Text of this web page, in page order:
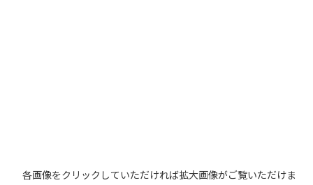
各画像をクリックしていただければ拡大画像がご覧いただけま